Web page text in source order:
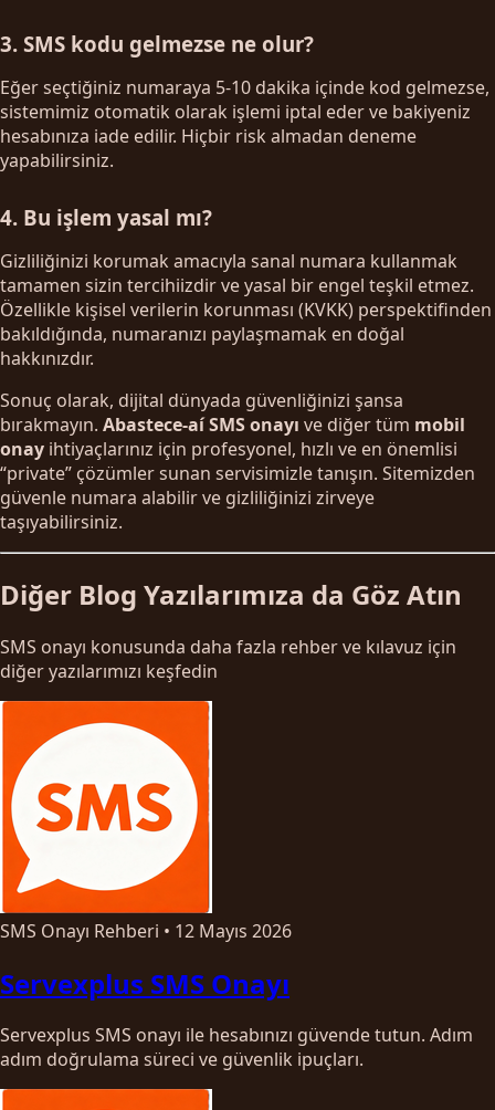
3. SMS kodu gelmezse ne olur?
Eğer seçtiğiniz numaraya 5-10 dakika içinde kod gelmezse,
sistemimiz otomatik olarak işlemi iptal eder ve bakiyeniz
hesabınıza iade edilir. Hiçbir risk almadan deneme
yapabilirsiniz.
4. Bu işlem yasal mı?
Gizliliğinizi korumak amacıyla sanal numara kullanmak
tamamen sizin tercihiizdir ve yasal bir engel teşkil etmez.
Özellikle kişisel verilerin korunması (KVKK) perspektifinden
bakıldığında, numaranızı paylaşmamak en doğal
hakkınızdır.
Sonuç olarak, dijital dünyada güvenliğinizi şansa
bırakmayın. Abastece-aí SMS onayı ve diğer tüm mobil
onay ihtiyaçlarınız için profesyonel, hızlı ve en önemlisi
“private” çözümler sunan servisimizle tanışın. Sitemizden
güvenle numara alabilir ve gizliliğinizi zirveye
taşıyabilirsiniz.
Diğer Blog Yazılarımıza da Göz Atın
SMS onayı konusunda daha fazla rehber ve kılavuz için
diğer yazılarımızı keşfedin
SMS Onayı Rehberi • 12 Mayıs 2026
Servexplus SMS Onayı
Servexplus SMS onayı ile hesabınızı güvende tutun. Adım
adım doğrulama süreci ve güvenlik ipuçları.